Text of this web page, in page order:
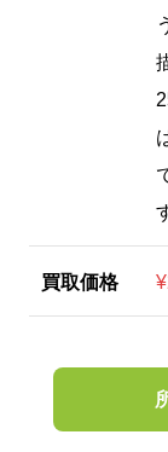
買取価格